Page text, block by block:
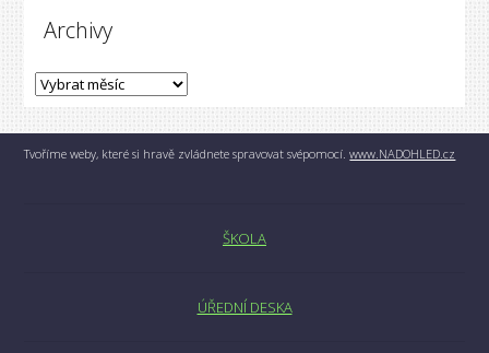
Archivy
Tvoříme weby, které si hravě zvládnete spravovat svépomocí.www.NADOHLED.cz
ŠKOLA
ÚŘEDNÍ DESKA